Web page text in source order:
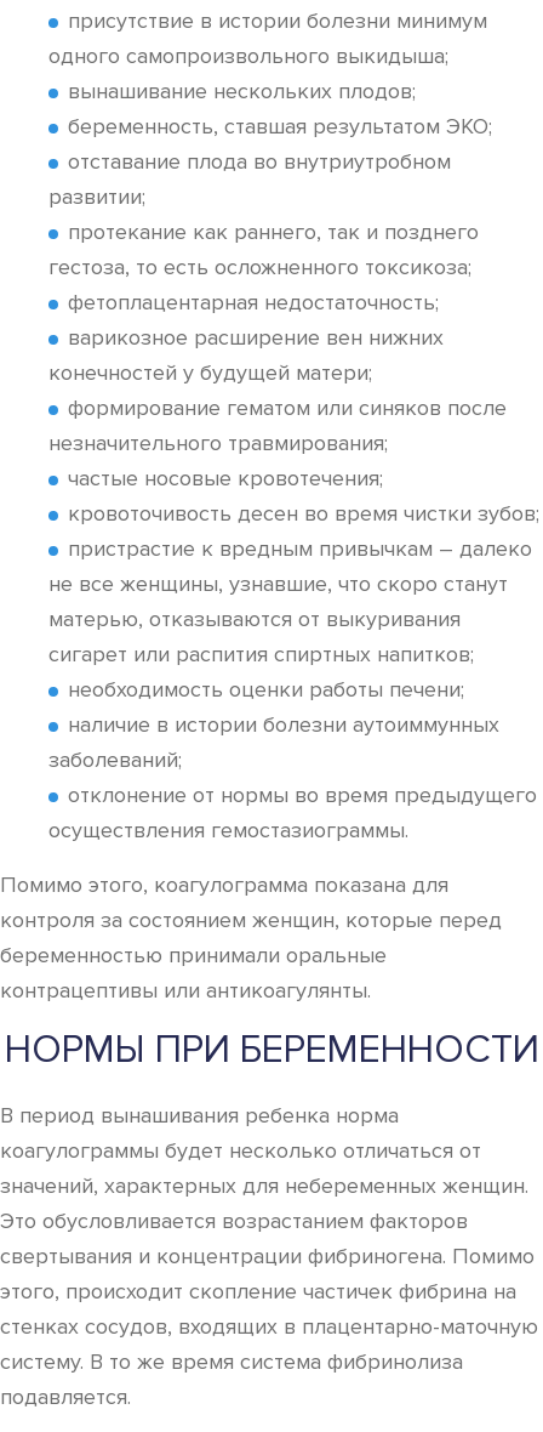
присутствие в истории болезни минимум
одного самопроизвольного выкидыша;
вынашивание нескольких плодов;
беременность, ставшая результатом ЭКО;
отставание плода во внутриутробном
развитии;
протекание как раннего, так и позднего
гестоза, то есть осложненного токсикоза;
фетоплацентарная недостаточность;
варикозное расширение вен нижних
конечностей у будущей матери;
формирование гематом или синяков после
незначительного травмирования;
частые носовые кровотечения;
кровоточивость десен во время чистки зубов;
пристрастие к вредным привычкам – далеко
не все женщины, узнавшие, что скоро станут
матерью, отказываются от выкуривания
сигарет или распития спиртных напитков;
необходимость оценки работы печени;
наличие в истории болезни аутоиммунных
заболеваний;
отклонение от нормы во время предыдущего
осуществления гемостазиограммы.
Помимо этого, коагулограмма показана для
контроля за состоянием женщин, которые перед
беременностью принимали оральные
контрацептивы или антикоагулянты.
НОРМЫ ПРИ БЕРЕМЕННОСТИ
В период вынашивания ребенка норма
коагулограммы будет несколько отличаться от
значений, характерных для небеременных женщин.
Это обусловливается возрастанием факторов
свертывания и концентрации фибриногена. Помимо
этого, происходит скопление частичек фибрина на
стенках сосудов, входящих в плацентарно-маточную
систему. В то же время система фибринолиза
подавляется.